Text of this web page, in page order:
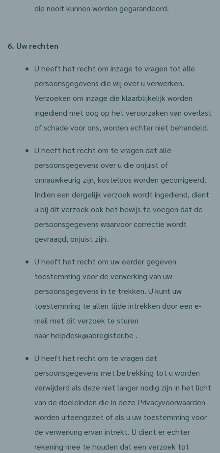
die nooit kunnen worden gegarandeerd.
6. Uw rechten
U heeft het recht om inzage te vragen tot alle
persoonsgegevens die wij over u verwerken.
Verzoeken om inzage die klaarblijkelijk worden
ingediend met oog op het veroorzaken van overlast
of schade voor ons, worden echter niet behandeld.
U heeft het recht om te vragen dat alle
persoonsgegevens over u die onjuist of
onnauwkeurig zijn, kosteloos worden gecorrigeerd.
Indien een dergelijk verzoek wordt ingediend, dient
u bij dit verzoek ook het bewijs te voegen dat de
persoonsgegevens waarvoor correctie wordt
gevraagd, onjuist zijn.
U heeft het recht om uw eerder gegeven
toestemming voor de verwerking van uw
persoonsgegevens in te trekken. U kunt uw
toestemming te allen tijde intrekken door een e-
mail met dit verzoek te sturen
naar helpdesk@abregister.be .
U heeft het recht om te vragen dat
persoonsgegevens met betrekking tot u worden
verwijderd als deze niet langer nodig zijn in het licht
van de doeleinden die in deze Privacyvoorwaarden
worden uiteengezet of als u uw toestemming voor
de verwerking ervan intrekt. U dient er echter
rekening mee te houden dat een verzoek tot